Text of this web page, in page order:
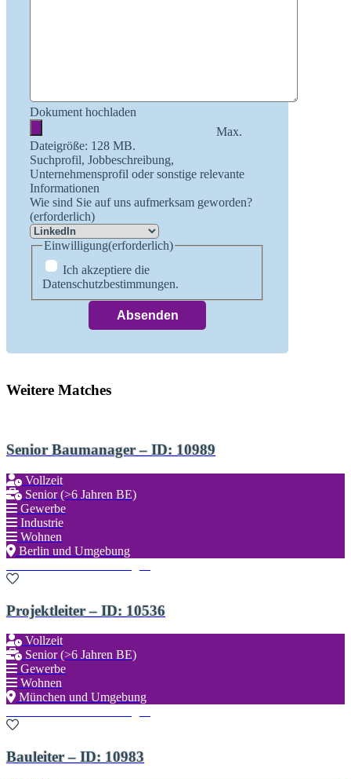
Dokument hochladen
Max.
Dateigröße: 128 MB.
Suchprofil, Jobbeschreibung,
Unternehmensprofil oder sonstige relevante
Informationen
Wie sind Sie auf uns aufmerksam geworden?
(erforderlich)
Einwilligung(erforderlich)
Ich akzeptiere die
Datenschutzbestimmungen.
Weitere Matches
Senior Baumanager – ID: 10989
Vollzeit
Senior (>6 Jahren BE)
Gewerbe
Industrie
Wohnen
Berlin und Umgebung
Projektleiter – ID: 10536
Vollzeit
Senior (>6 Jahren BE)
Gewerbe
Wohnen
München und Umgebung
Bauleiter – ID: 10983